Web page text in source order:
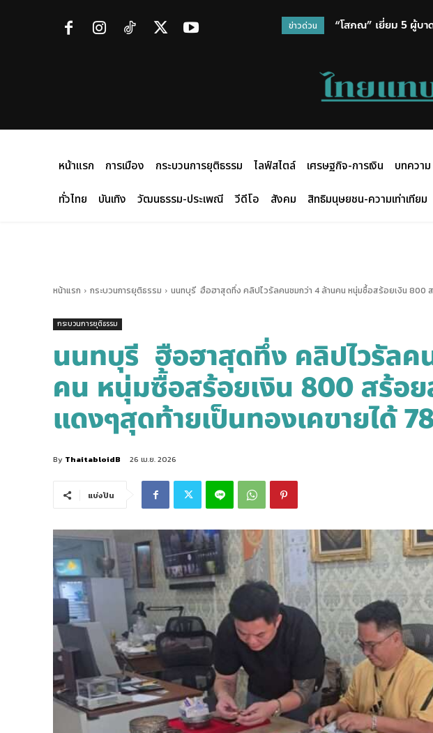
ข่าวด่วน “โสภณ” เยี่ยม 5 ผู้บ
หน้าแรก การเมือง กระบวนการยุติธรรม ไลฟ์สไตล์ เศรษฐกิจ-การเงิน บทความ
ทั่วไทย
บันเทิง วัฒนธรรม-ประเพณี วีดีโอ สังคม สิทธิมนุษยชน-ความเท่าเทียม
หน้าแรก กระบวนการยุติธรรม นนทบุรี ฮือฮาสุดทึ่ง คลิปไวรัลคนชมกว่า 4 ล้านคน หนุ่มซื้อสร้อยเงิน 800
กระบวนการยุติธรรม
นนทบุรี ฮือฮาสุดทึ่ง คลิปไวรัลค
คน หนุ่มซื้อสร้อยเงิน 800 สร้อ
แดงๆสุดท้ายเป็นทองเคขายได้
By ThaitabloidB 26 เม.ย. 2026
แบ่งปัน